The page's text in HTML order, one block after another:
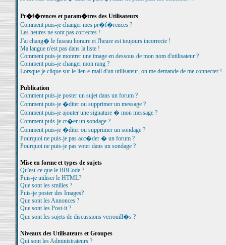
Pr�f�rences et param�tres des Utilisateurs
Comment puis-je changer mes pr�f�rences ?
Les heures ne sont pas correctes !
J'ai chang� le fuseau horaire et l'heure est toujours incorrecte !
Ma langue n'est pas dans la liste !
Comment puis-je montrer une image en dessous de mon nom d'utilisateur ?
Comment puis-je changer mon rang ?
Lorsque je clique sur le lien e-mail d'un utilisateur, on me demande de me connecter !
Publication
Comment puis-je poster un sujet dans un forum ?
Comment puis-je �diter ou supprimer un message ?
Comment puis-je ajouter une signature � mon message ?
Comment puis-je cr�er un sondage ?
Comment puis-je �diter ou supprimer un sondage ?
Pourquoi ne puis-je pas acc�der � un forum ?
Pourquoi ne puis-je pas voter dans un sondage ?
Mise en forme et types de sujets
Qu'est-ce que le BBCode ?
Puis-je utiliser le HTML?
Que sont les smilies ?
Puis-je poster des Images?
Que sont les Annonces ?
Que sont les Post-it ?
Que sont les sujets de discussions verrouill�s ?
Niveaux des Utilisateurs et Groupes
Qui sont les Administrateurs ?